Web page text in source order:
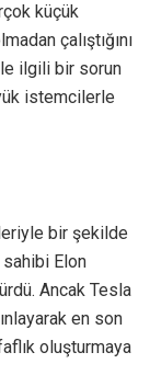
küçük
çalıştığını
ilgili bir sorun
istemcilerle
bir şekilde
Elon
Ancak Tesla
en son
oluşturmaya